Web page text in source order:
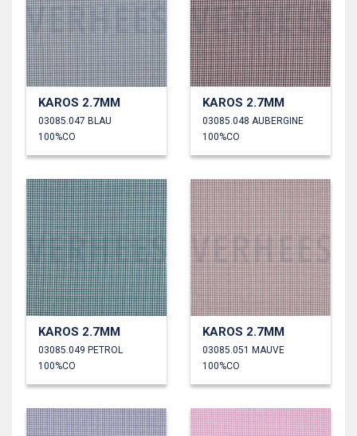
KAROS 2.7MM
03085.047 BLAU
100%CO
KAROS 2.7MM
03085.048 AUBERGINE
100%CO
KAROS 2.7MM
03085.049 PETROL
100%CO
KAROS 2.7MM
03085.051 MAUVE
100%CO